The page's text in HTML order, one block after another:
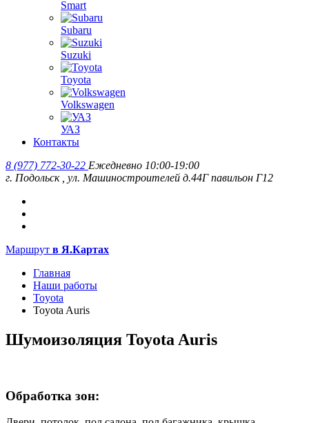
Smart
Subaru
Suzuki
Toyota
Volkswagen
УАЗ
Контакты
8 (977) 772-30-22 Ежедневно 10:00-19:00
г. Подольск
ул. Машиностроителей д.44Г павильон Г12
Маршрут в Я.Картах
Главная
Наши работы
Toyota
Toyota Auris
Шумоизоляция Toyota Auris
Обработка зон: